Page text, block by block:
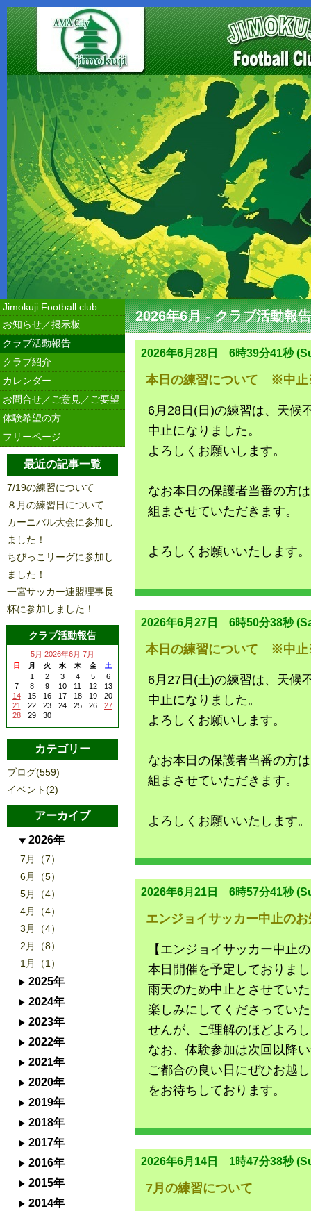
2026年6月 - クラブ活動報告
2026年6月28日 6時39分41秒
本日の練習について ※中
6月28日(日)の練習は、天候
中止になりました。
よろしくお願いします。
なお本日の保護者当番の方
組まさせていただきます。
よろしくお願いいたします。
2026年6月27日 6時50分38秒
本日の練習について ※中
6月27日(土)の練習は、天候
中止になりました。
よろしくお願いします。
なお本日の保護者当番の方
組まさせていただきます。
よろしくお願いいたします。
2026年6月21日 6時57分41秒
エンジョイサッカー中止の
【エンジョイサッカー中止
本日開催を予定しておりま
雨天のため中止とさせてい
楽しみにしてくださってい
せんが、ご理解のほどよろ
なお、体験参加は次回以降
ご都合の良い日にぜひお越
をお待ちしております。
2026年6月14日 1時47分38秒
7月の練習について
Jimokuji Football club
お知らせ／掲示板
クラブ活動報告
クラブ紹介
カレンダー
お問合せ／ご意見／ご要望
体験希望の方
フリーページ
最近の記事一覧
7/19の練習について
８月の練習日について
カーニバル大会に参加し
ました！
ちびっこリーグに参加し
ました！
一宮サッカー連盟理事長
杯に参加しました！
クラブ活動報告
5月 2026年6月 7月
日 月 火 水 木 金 土
1 2 3 4 5
6
7
8 9 10 11 12
13
14
15 16 17 18 19
20
21
22 23 24 25 26
27
28
29 30
カテゴリー
ブログ(559)
イベント(2)
アーカイブ
2026年
7月（7）
6月（5）
5月（4）
4月（4）
3月（4）
2月（8）
1月（1）
2025年
2024年
2023年
2022年
2021年
2020年
2019年
2018年
2017年
2016年
2015年
2014年